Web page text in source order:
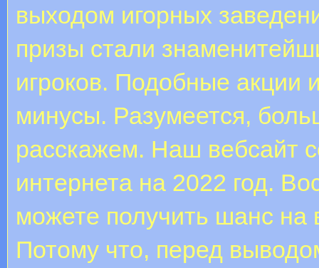
выходом игорных
призы стали
игроков. Подобные
минусы. Разумеется,
расскажем. Наш вебсайт
интернета на 2022 год.
можете получить шанс
Потому что, перед